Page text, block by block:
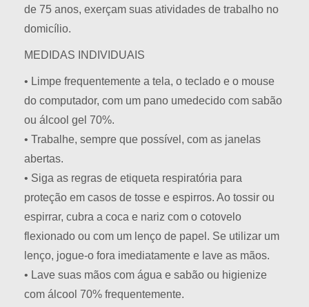
de 75 anos, exerçam suas atividades de trabalho no
domicílio.
MEDIDAS INDIVIDUAIS
• Limpe frequentemente a tela, o teclado e o mouse
do computador, com um pano umedecido com sabão
ou álcool gel 70%.
• Trabalhe, sempre que possível, com as janelas
abertas.
• Siga as regras de etiqueta respiratória para
proteção em casos de tosse e espirros. Ao tossir ou
espirrar, cubra a coca e nariz com o cotovelo
flexionado ou com um lenço de papel. Se utilizar um
lenço, jogue-o fora imediatamente e lave as mãos.
• Lave suas mãos com água e sabão ou higienize
com álcool 70% frequentemente.